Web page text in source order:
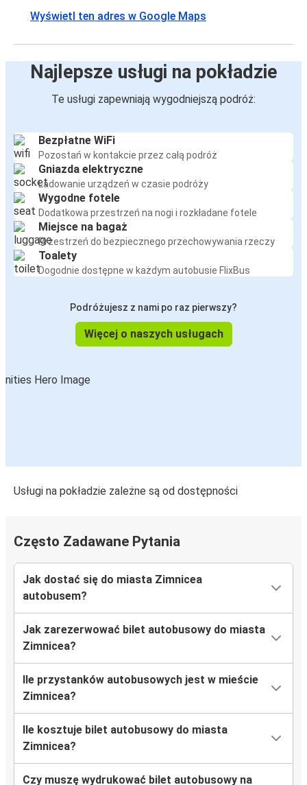
Wyświetl ten adres w Google Maps
Najlepsze usługi na pokładzie
Te usługi zapewniają wygodniejszą podróż:
Bezpłatne WiFi
Pozostań w kontakcie przez całą podróż
Gniazda elektryczne
Ładowanie urządzeń w czasie podróży
Wygodne fotele
Dodatkowa przestrzeń na nogi i rozkładane fotele
Miejsce na bagaż
Przestrzeń do bezpiecznego przechowywania rzeczy
Toalety
Dogodnie dostępne w każdym autobusie FlixBus
Podróżujesz z nami po raz pierwszy?
Więcej o naszych usługach
Usługi na pokładzie zależne są od dostępności
Często Zadawane Pytania
Jak dostać się do miasta Zimnicea
autobusem?
Jak zarezerwować bilet autobusowy do miasta
Zimnicea?
Ile przystanków autobusowych jest w mieście
Zimnicea?
Ile kosztuje bilet autobusowy do miasta
Zimnicea?
Czy muszę wydrukować bilet autobusowy na